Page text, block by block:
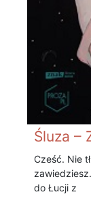
Śluza –
Cześć. Nie
do Łucji z